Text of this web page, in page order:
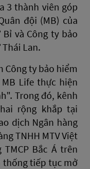
3 thành viên góp
đội (MB) của
và Công ty bảo
Lan.
Công ty bảo hiểm
Life thực hiện
Trong đó, kênh
rộng khắp tại
dịch Ngân hàng
TNHH MTV Việt
Bắc Á trên
thống tiếp tục mở